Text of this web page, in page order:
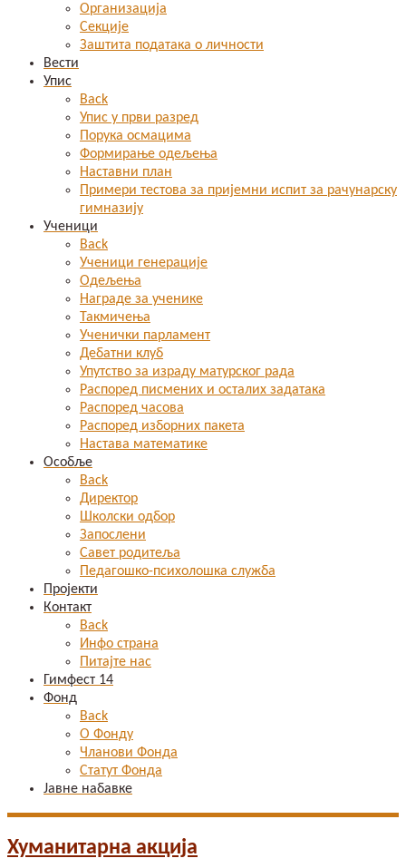
Организација
Секције
Заштита података о личности
Вести
Упис
Back
Упис у први разред
Порука осмацима
Формирање одељења
Наставни план
Примери тестова за пријемни испит за рачунарску
гимназију
Ученици
Back
Ученици генерације
Одељења
Награде за ученике
Такмичења
Ученички парламент
Дебатни клуб
Упутство за израду матурског рада
Распоред писмених и осталих задатака
Распоред часова
Распоред изборних пакета
Настава математике
Особље
Back
Директор
Школски одбор
Запослени
Савет родитеља
Педагошко-психолошка служба
Пројекти
Контакт
Back
Инфо страна
Питајте нас
Гимфест 14
Фонд
Back
О Фонду
Чланови Фонда
Статут Фонда
Јавне набавке
Хуманитарна акција